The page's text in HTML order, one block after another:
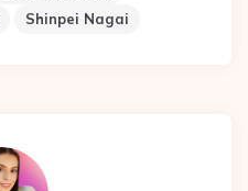
Shinpei Nagai